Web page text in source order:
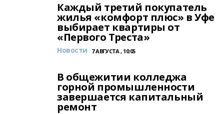
Каждый третий покупатель
жилья «комфорт плюс» в Уфе
выбирает квартиры от
«Первого Треста»
Новости 7 АВГУСТА , 10:05
В общежитии колледжа
горной промышленности
завершается капитальный
ремонт